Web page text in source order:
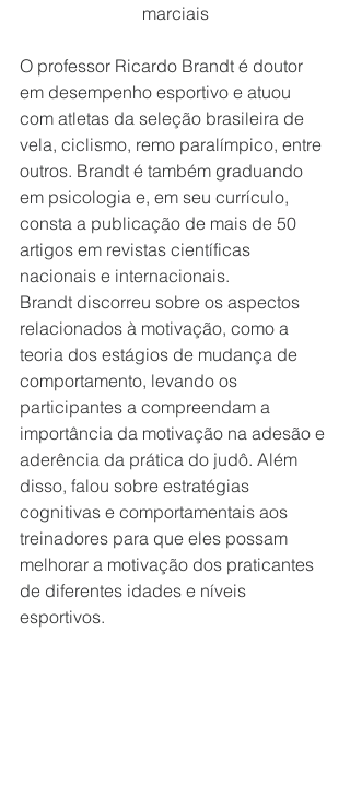
marciais
O professor Ricardo Brandt é doutor
em desempenho esportivo e atuou
com atletas da seleção brasileira de
vela, ciclismo, remo paralímpico, entre
outros. Brandt é também graduando
em psicologia e, em seu currículo,
consta a publicação de mais de 50
artigos em revistas científicas
nacionais e internacionais.
Brandt discorreu sobre os aspectos
relacionados à motivação, como a
teoria dos estágios de mudança de
comportamento, levando os
participantes a compreendam a
importância da motivação na adesão e
aderência da prática do judô. Além
disso, falou sobre estratégias
cognitivas e comportamentais aos
treinadores para que eles possam
melhorar a motivação dos praticantes
de diferentes idades e níveis
esportivos.